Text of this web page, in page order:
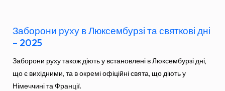
Заборони руху в Люксембурзі та святкові дні
– 2025
Заборони руху також діють у встановлені в Люксембурзі дні,
що є вихідними, та в окремі офіційні свята, що діють у
Німеччині та Франції.